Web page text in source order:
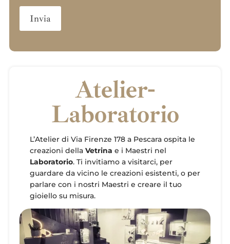
Atelier-
Laboratorio
L’Atelier di Via Firenze 178 a Pescara ospita le
creazioni della Vetrina e i Maestri nel
Laboratorio. Ti invitiamo a visitarci, per
guardare da vicino le creazioni esistenti, o per
parlare con i nostri Maestri e creare il tuo
gioiello su misura.